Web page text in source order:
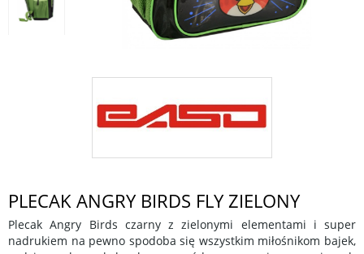
PLECAK ANGRY BIRDS FLY ZIELONY
Plecak Angry Birds czarny z zielonymi elementami i super
nadrukiem na pewno spodoba się wszystkim miłośnikom bajek,